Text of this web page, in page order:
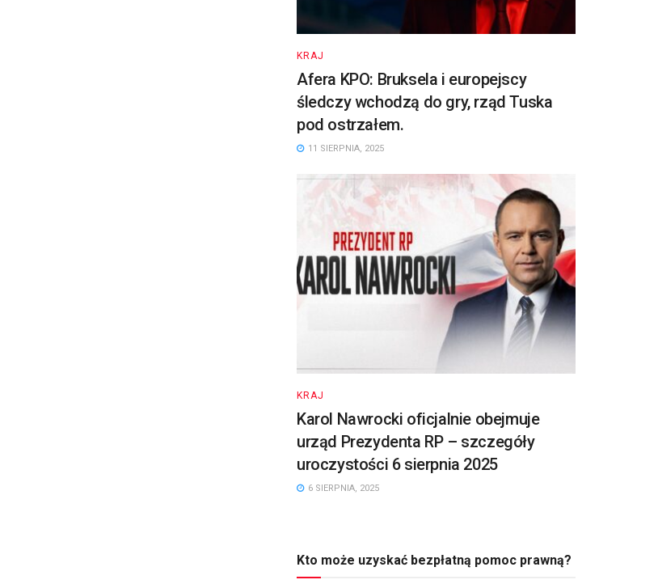
KRAJ
Afera KPO: Bruksela i europejscy
śledczy wchodzą do gry, rząd Tuska
pod ostrzałem.
11 SIERPNIA, 2025
KRAJ
Karol Nawrocki oficjalnie obejmuje
urząd Prezydenta RP – szczegóły
uroczystości 6 sierpnia 2025
6 SIERPNIA, 2025
Kto może uzyskać bezpłatną pomoc prawną?